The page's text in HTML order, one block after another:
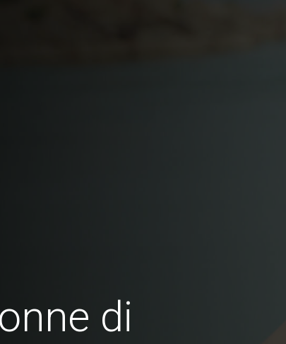
di